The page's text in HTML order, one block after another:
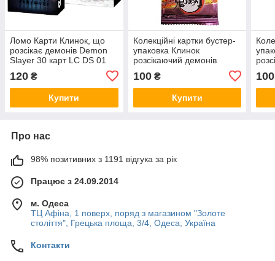
Ломо Карти Клинок, що
розсікає демонів Demon
Slayer 30 карт LC DS 01
120 ₴
Купити
Колекційні картки бустер-
упаковка Клинок
розсікаючий демонів
Demon Slayer CC DS 06
100₴
Купити
100
Про нас
98% позитивних з 1191 відгука за рік
Працює з 24.09.2014
м. Одеса
ТЦ Афіна, 1 поверх, поряд з магазином "Золоте
століття", Грецька площа, 3/4, Одеса, Україна
Контакти